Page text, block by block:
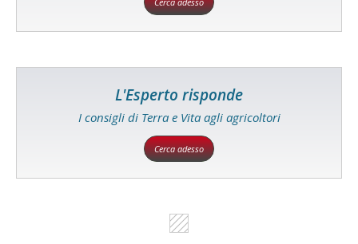
L'Esperto risponde
I consigli di Terra e Vita agli agricoltori
Cerca adesso